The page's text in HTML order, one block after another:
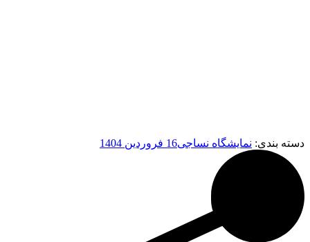
دسته بندی: نمایشگاه نساجی16 فروردین 1404